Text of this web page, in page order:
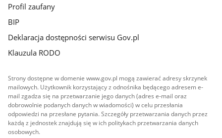
Profil zaufany
BIP
Deklaracja dostępności serwisu Gov.pl
Klauzula RODO
Strony dostępne w domenie www.gov.pl mogą zawierać adresy skrzynek
mailowych. Użytkownik korzystający z odnośnika będącego adresem e-
mail zgadza się na przetwarzanie jego danych (adres e-mail oraz
dobrowolnie podanych danych w wiadomości) w celu przesłania
odpowiedzi na przesłane pytania. Szczegóły przetwarzania danych przez
każdą z jednostek znajdują się w ich politykach przetwarzania danych
osobowych.